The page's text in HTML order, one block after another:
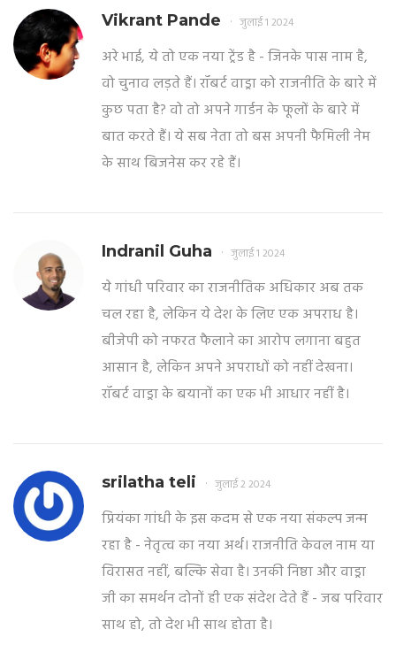
Vikrant Pande जुलाई 1 2024
अरे भाई, ये तो एक नया ट्रेंड है - जिनके पास नाम है,
वो चुनाव लड़ते हैं। रॉबर्ट वाड्रा को राजनीति के बारे में
कुछ पता है? वो तो अपने गार्डन के फूलों के बारे में
बात करते हैं। ये सब नेता तो बस अपनी फैमिली नेम
के साथ बिजनेस कर रहे हैं।
Indranil Guha जुलाई 1 2024
ये गांधी परिवार का राजनीतिक अधिकार अब तक
चल रहा है, लेकिन ये देश के लिए एक अपराध है।
बीजेपी को नफरत फैलाने का आरोप लगाना बहुत
आसान है, लेकिन अपने अपराधों को नहीं देखना।
रॉबर्ट वाड्रा के बयानों का एक भी आधार नहीं है।
srilatha teli जुलाई 2 2024
प्रियंका गांधी के इस कदम से एक नया संकल्प जन्म
रहा है - नेतृत्व का नया अर्थ। राजनीति केवल नाम या
विरासत नहीं, बल्कि सेवा है। उनकी निष्ठा और वाड्रा
जी का समर्थन दोनों ही एक संदेश देते हैं - जब परिवार
साथ हो, तो देश भी साथ होता है।